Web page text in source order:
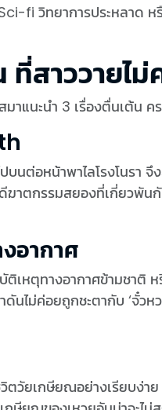
fi วิทยาการประหลาด ห
ที่สาววายไ
มาแนะนำ 3 เรื่องตื่นเต้น
บนต่อหน้าพาไลโรงโนรา
ตกรรมสยองที่เกี่ยวพันกั
อากาศ
เหตุทางอากาศข้ามชาติ
ไม่ค่อยถูกชะตากับ ‘จั๋วห
วิตวัยเกษียณอย่างเรียบ